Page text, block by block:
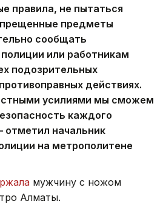
правила, не пытаться
предметы
сообщать
или работникам
подозрительных
действиях.
усилиями мы сможем
каждого
начальник
на метрополитене
мужчину с ножом
Алматы.